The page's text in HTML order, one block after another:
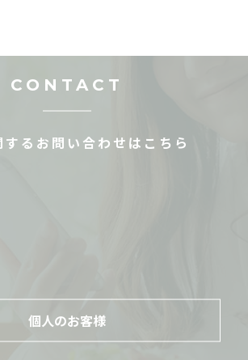
CONTACT
するお問い合わせはこちら
個人のお客様